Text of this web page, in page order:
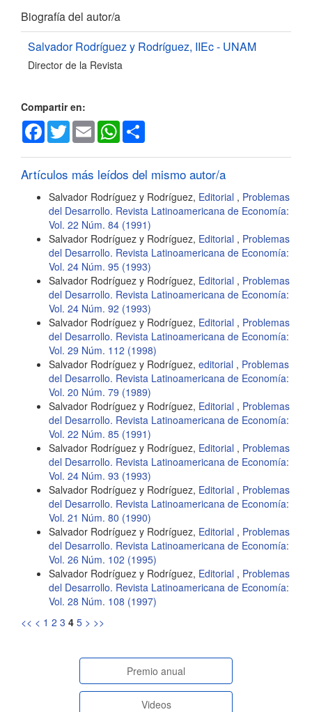
Detalles
del
artículo
Biografía del autor/a
Salvador Rodríguez y Rodríguez, IIEc - UNAM
Director de la Revista
Compartir en:
Facebook
Twitter Email WhatsApp
Artículos más leídos del mismo autor/a
Salvador Rodríguez y Rodríguez, Editorial , Problemas
del Desarrollo. Revista Latinoamericana de Economía:
Vol. 22 Núm. 84 (1991)
Salvador Rodríguez y Rodríguez, Editorial , Problemas
del Desarrollo. Revista Latinoamericana de Economía:
Vol. 24 Núm. 95 (1993)
Salvador Rodríguez y Rodríguez, Editorial , Problemas
del Desarrollo. Revista Latinoamericana de Economía:
Vol. 24 Núm. 92 (1993)
Salvador Rodríguez y Rodríguez, Editorial , Problemas
del Desarrollo. Revista Latinoamericana de Economía:
Vol. 29 Núm. 112 (1998)
Salvador Rodríguez y Rodríguez, editorial , Problemas
del Desarrollo. Revista Latinoamericana de Economía:
Vol. 20 Núm. 79 (1989)
Salvador Rodríguez y Rodríguez, Editorial , Problemas
del Desarrollo. Revista Latinoamericana de Economía:
Vol. 22 Núm. 85 (1991)
Salvador Rodríguez y Rodríguez, Editorial , Problemas
del Desarrollo. Revista Latinoamericana de Economía:
Vol. 24 Núm. 93 (1993)
Salvador Rodríguez y Rodríguez, Editorial , Problemas
del Desarrollo. Revista Latinoamericana de Economía:
Vol. 21 Núm. 80 (1990)
Salvador Rodríguez y Rodríguez, Editorial , Problemas
del Desarrollo. Revista Latinoamericana de Economía:
Vol. 26 Núm. 102 (1995)
Salvador Rodríguez y Rodríguez, Editorial , Problemas
del Desarrollo. Revista Latinoamericana de Economía:
Vol. 28 Núm. 108 (1997)
<< < 1 2 3 4 5 > >>
paginasespeciales
Premio anual
Videos